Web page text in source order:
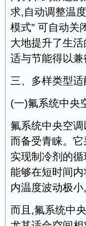
求,自动调整温
模式” 可自动关
大地提升了生
适与节能得以兼
三、多样类型
(一)氟系统中央
氟系统中央空
而备受青睐。
实现制冷剂的
能够在短时间
内温度波动极
而且,氟系统中